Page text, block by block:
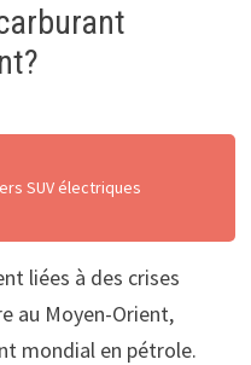
SUV électriques
liées à des crises
au Moyen-Orient,
mondial en pétrole.